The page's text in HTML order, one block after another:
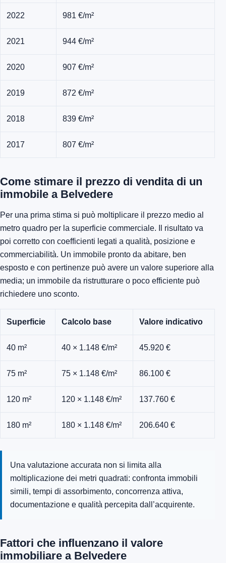
2022 981 €/m²
2021 944 €/m²
2020 907 €/m²
2019 872 €/m²
2018 839 €/m²
2017 807 €/m²
Come stimare il prezzo di vendita di un
immobile a Belvedere
Per una prima stima si può moltiplicare il prezzo medio al
metro quadro per la superficie commerciale. Il risultato va
poi corretto con coefficienti legati a qualità, posizione e
commerciabilità. Un immobile pronto da abitare, ben
esposto e con pertinenze può avere un valore superiore alla
media; un immobile da ristrutturare o poco efficiente può
richiedere uno sconto.
Superficie Calcolo base Valore indicativo
40 m² 40 × 1.148 €/m² 45.920 €
75 m² 75 × 1.148 €/m² 86.100 €
120 m² 120 × 1.148 €/m² 137.760 €
180 m² 180 × 1.148 €/m² 206.640 €
Una valutazione accurata non si limita alla
moltiplicazione dei metri quadrati: confronta immobili
simili, tempi di assorbimento, concorrenza attiva,
documentazione e qualità percepita dall’acquirente.
Fattori che influenzano il valore
immobiliare a Belvedere